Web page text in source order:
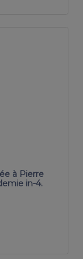
à Pierre
in-4.